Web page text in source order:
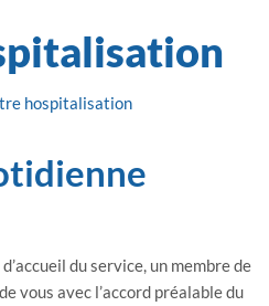
hospitalisation
du service, un membre de
vous avec l’accord préalable du